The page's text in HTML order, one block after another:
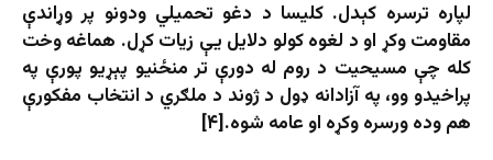
لپاره ترسره کېدل. کليسا د دغو تحميلي ودونو پر وړاندې
مقاومت وکړ او د لغوه کولو دلايل يې زيات کړل. هماغه وخت
کله چې مسيحيت د روم له دورې تر منځنيو پېړيو پورې په
پراخیدو وو، په آزادانه ډول د ژوند د ملګري د انتخاب مفکورې
هم وده ورسره وکړه او عامه شوه.[۴]